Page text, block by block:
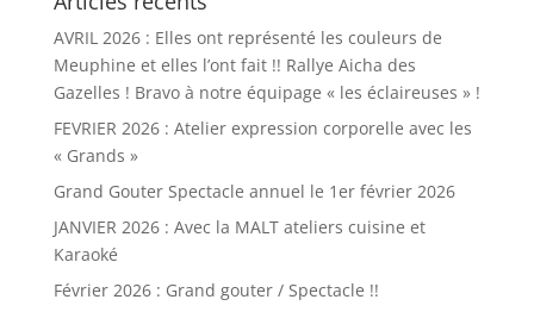
AVRIL 2026 : Elles ont représenté les couleurs de
Meuphine et elles l’ont fait !! Rallye Aicha des
Gazelles ! Bravo à notre équipage « les éclaireuses » !
FEVRIER 2026 : Atelier expression corporelle avec les
« Grands »
Grand Gouter Spectacle annuel le 1er février 2026
JANVIER 2026 : Avec la MALT ateliers cuisine et
Karaoké
Février 2026 : Grand gouter / Spectacle !!